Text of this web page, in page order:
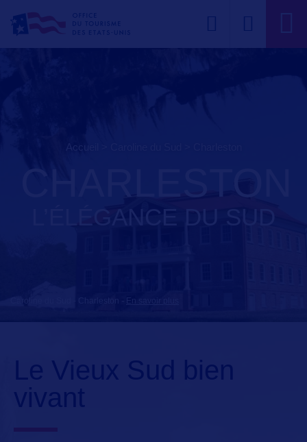
L’ÉLÉGANCE DU SUD
Le Vieux Sud bien
vivant